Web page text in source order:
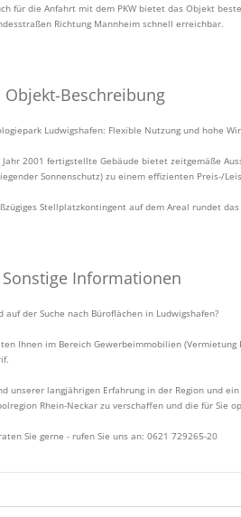
für die Anfahrt mit dem PKW bietet das Objekt
Richtung Mannheim schnell erreichbar.
Objekt-Beschreibung
Ludwigshafen: Flexible Nutzung und hohe
Jahr 2001 fertigstellte Gebäude bietet zeitgemäße
Sonnenschutz) zu einem effizienten Preis-/
Stellplatzkontingent auf dem Areal rundet das
Sonstige Informationen
auf der Suche nach Büroflächen in Ludwigshafen?
Ihnen im Bereich Gewerbeimmobilien
unserer langjährigen Erfahrung in der Region und
Rhein-Neckar zu verschaffen und die für Sie
Sie gerne - rufen Sie uns an: 0621 729265-20